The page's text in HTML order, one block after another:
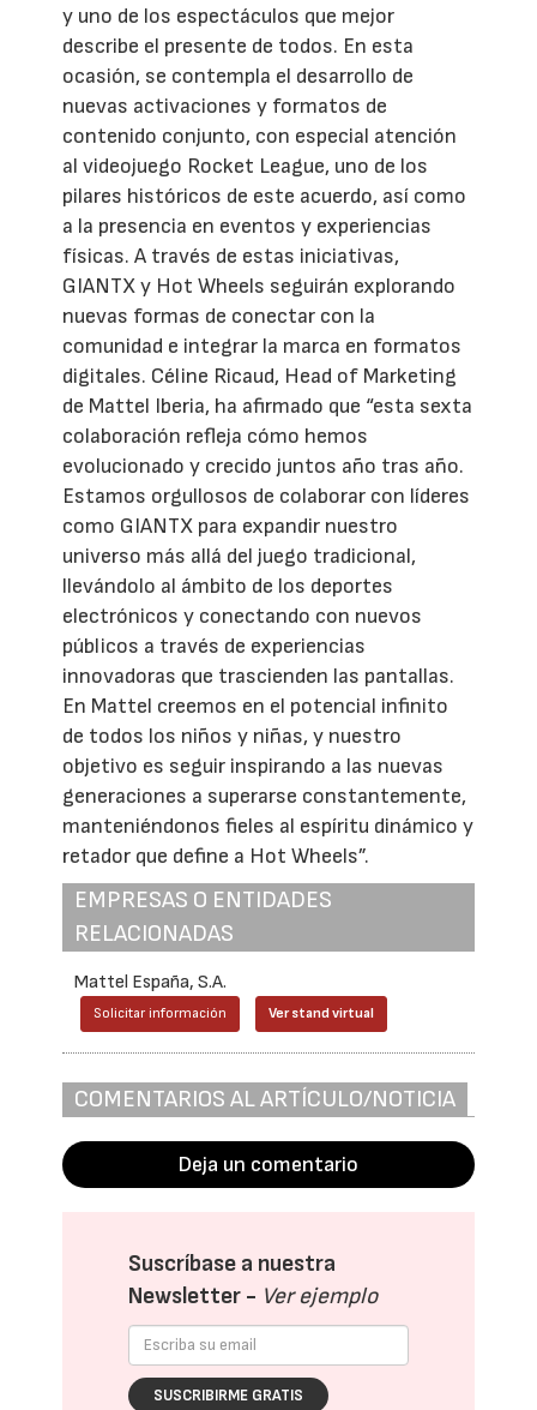
y uno de los espectáculos que mejor
describe el presente de todos. En esta
ocasión, se contempla el desarrollo de
nuevas activaciones y formatos de
contenido conjunto, con especial atención
al videojuego Rocket League, uno de los
pilares históricos de este acuerdo, así como
a la presencia en eventos y experiencias
físicas. A través de estas iniciativas,
GIANTX y Hot Wheels seguirán explorando
nuevas formas de conectar con la
comunidad e integrar la marca en formatos
digitales. Céline Ricaud, Head of Marketing
de Mattel Iberia, ha afirmado que “esta sexta
colaboración refleja cómo hemos
evolucionado y crecido juntos año tras año.
Estamos orgullosos de colaborar con líderes
como GIANTX para expandir nuestro
universo más allá del juego tradicional,
llevándolo al ámbito de los deportes
electrónicos y conectando con nuevos
públicos a través de experiencias
innovadoras que trascienden las pantallas.
En Mattel creemos en el potencial infinito
de todos los niños y niñas, y nuestro
objetivo es seguir inspirando a las nuevas
generaciones a superarse constantemente,
manteniéndonos fieles al espíritu dinámico y
retador que define a Hot Wheels”.
EMPRESAS O ENTIDADES
RELACIONADAS
Mattel España, S.A.
Solicitar información Ver stand virtual
COMENTARIOS AL ARTÍCULO/NOTICIA
Deja un comentario
Suscríbase a nuestra
Newsletter - Ver ejemplo
SUSCRIBIRME GRATIS